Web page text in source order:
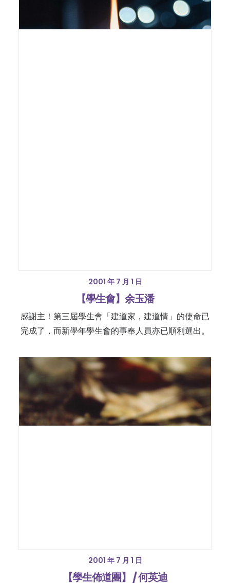
2001 年 7 月 1 日
【學生會】余玉潘
感謝主！第三屆學生會「建道家，建道情」的使命已
完成了，而新學年學生會的事奉人員亦已順利選出。
2001 年 7 月 1 日
【學生佈道團】 / 何英迪